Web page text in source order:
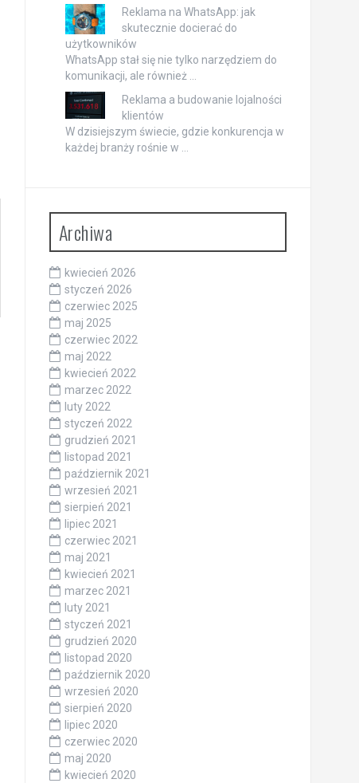
Reklama na WhatsApp: jak
skutecznie docierać do
użytkowników
WhatsApp stał się nie tylko narzędziem do
komunikacji, ale również …
Reklama a budowanie lojalności
klientów
W dzisiejszym świecie, gdzie konkurencja w
każdej branży rośnie w …
Archiwa
kwiecień 2026
styczeń 2026
czerwiec 2025
maj 2025
czerwiec 2022
maj 2022
kwiecień 2022
marzec 2022
luty 2022
styczeń 2022
grudzień 2021
listopad 2021
październik 2021
wrzesień 2021
sierpień 2021
lipiec 2021
czerwiec 2021
maj 2021
kwiecień 2021
marzec 2021
luty 2021
styczeń 2021
grudzień 2020
listopad 2020
październik 2020
wrzesień 2020
sierpień 2020
lipiec 2020
czerwiec 2020
maj 2020
kwiecień 2020